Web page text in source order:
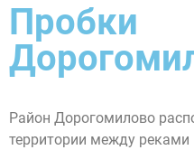
Пробки
Район Дорогомилово
территории между реками